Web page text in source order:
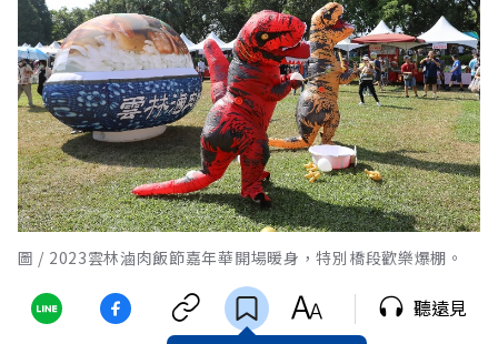
圖 / 2023雲林滷肉飯節嘉年華開場暖身，特別橋段歡樂爆棚。
聽遠見